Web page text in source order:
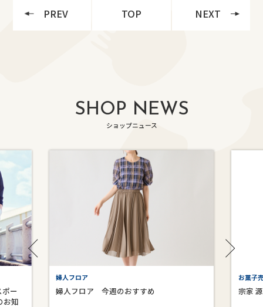
PREV TOP NEXT
SHOP NEWS
ショップニュース
め 宗家 源 吉兆庵